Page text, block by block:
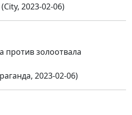
(City, 2023-02-06)
против золоотвала
2023-02-06)